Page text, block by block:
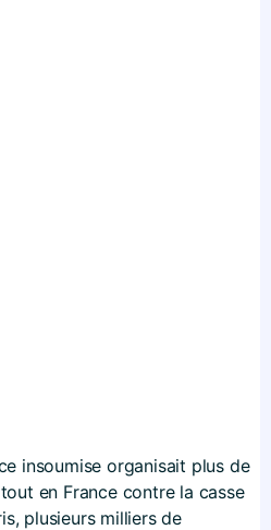
insoumise organisait plus de
en France contre la casse
plusieurs milliers de